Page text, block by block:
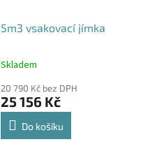
5m3 vsakovací jímka
Průměrné
produktu
je
5,0
Skladem
20 790 Kč bez DPH
25 156 Kč
Do košíku